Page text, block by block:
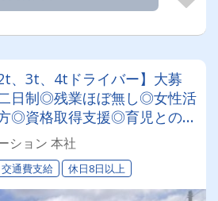
、3t、4tドライバー】大募
日制◎残業ほぼ無し◎女性活
◎資格取得支援◎育児との両
トマ限定）車
ション 本社
交通費支給 休日8日以上